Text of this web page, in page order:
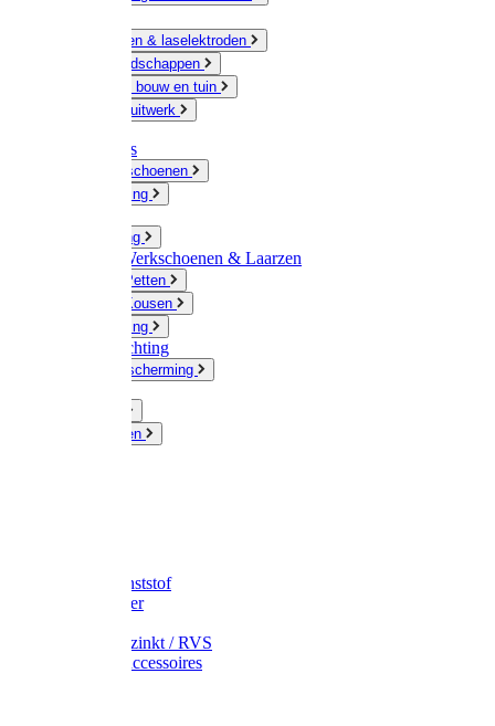
Slijpschijven & laselektroden
Handgereedschappen
IJzerwaren bouw en tuin
Hang en sluitwerk
Disposables
Werkhandschoenen
Regenkleding
Werkkleding
Wandel-/ Werkschoenen & Laarzen
Hoeden / Petten
Sokken / Kousen
Winterkleding
Winkelinrichting
Gelaatsbescherming
Knaagdieren
Emmer kunststof
Schepemmer
Emmer verzinkt / RVS
Regenton accessoires